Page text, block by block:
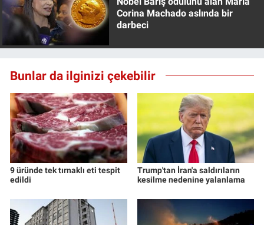
Corina Machado aslında bir
darbeci
Bunlar da ilginizi çekebilir
9 üründe tek tırnaklı eti tespit
edildi
Trump'tan İran'a saldırıların
kesilme nedenine yalanlama